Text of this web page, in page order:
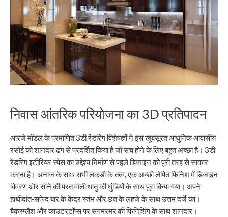
निवास आंतरिक परियोजना का 3D प्रतिपादन
आरजे मॉडल के प्रमाणित 3डी रेंडरिंग विशेषज्ञों ने इस खूबसूरत आधुनिक आवासीय
रसोई को शानदार ढंग से प्रदर्शित किया है जो सच होने के लिए बहुत अच्छा है। 3डी
रेंडरिंग इंटीरियर स्पेस का उद्देश्य निर्माण से पहले डिजाइन को पूरी तरह से साकार
करना है। अनाज के साथ सभी लकड़ी के तत्व, एक अच्छी लेपित फिनिश में डिजाइन
विवरण और सोने की परत वाली धातु की घुंडियों के साथ पूरा किया गया। अपने
हाथीदांत-सफेद बार के केंद्र स्तंभ और छत के लहजे के साथ उत्तम दर्जे का।
बैकस्प्लैश और काउंटरटॉप्स पर संगमरमर की फिनिशिंग के साथ शानदार।